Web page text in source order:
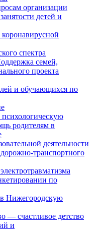
организации
детей и
спектра
семей,
проекта
и обучающихся по
родителям в
деятельности
транспортного
по
Нижегородскую
— счастливое детство
и